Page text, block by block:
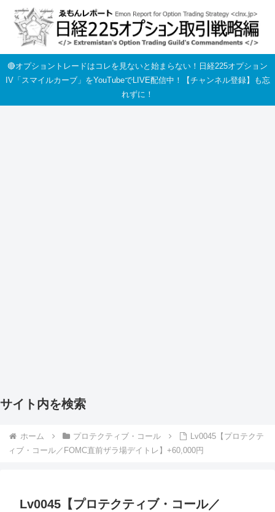
🔴オプショントレードはコレを見ないと始まらない！日経225オプション
IV「スマイルカーブ」をYouTubeでLIVE配信中！【チャンネル登録】も忘
れずに！
サイト内を検索
ホーム プロテクティブ・コール
Lv0045【プロテクテ
ィブ・コール／FOMC直前ザラ場デイトレ】+60,000円
Lv0045【プロテクティブ・コール／